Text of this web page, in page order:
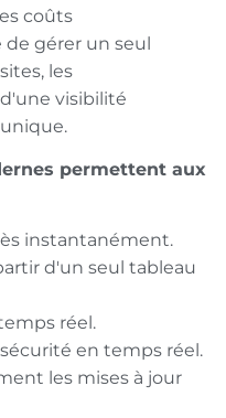
coûts
de gérer un seul
les
visibilité
permettent aux
instantanément.
d'un seul tableau
réel.
en temps réel.
les mises à jour